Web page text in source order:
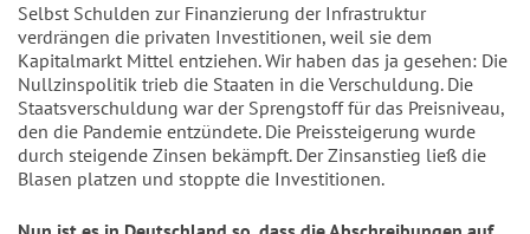
Selbst Schulden zur Finanzierung der Infrastruktur
verdrängen die privaten Investitionen, weil sie dem
Kapitalmarkt Mittel entziehen. Wir haben das ja gesehen: Die
Nullzinspolitik trieb die Staaten in die Verschuldung. Die
Staatsverschuldung war der Sprengstoff für das Preisniveau,
den die Pandemie entzündete. Die Preissteigerung wurde
durch steigende Zinsen bekämpft. Der Zinsanstieg ließ die
Blasen platzen und stoppte die Investitionen.